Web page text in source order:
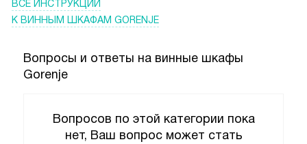
ВСЕ ИНСТРУКЦИИ
К ВИННЫМ ШКАФАМ GORENJE
Вопросы и ответы на винные шкафы
Gorenje
Вопросов по этой категории пока
нет, Ваш вопрос может стать